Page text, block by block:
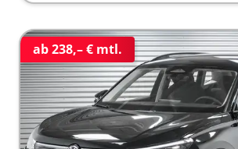
ab 238,– € mtl.